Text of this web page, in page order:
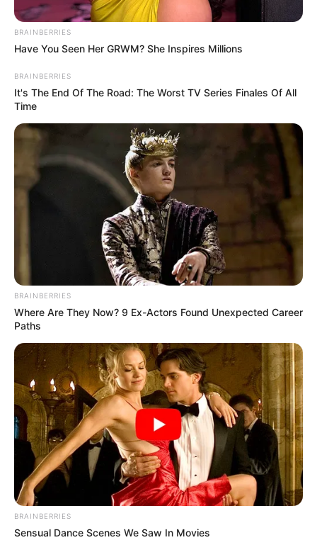
Dimayor
Acción de juego del partido Medellín vs Tolima por la Liga
Jhon Sebastián Huérfano Sánchez
COMPARTIR
UNIRSE AL CANAL DE WHATSAPP
Uno de los duelos más interesantes de la jornada 15 de la
Liga BetPlay fue el que protagonizaron
Independiente
Medellín ante Deportes Tolima en el estadio Atanasio
Girardot, y que dejó un resultado 2-2
, que complica las
aspiraciones de los 'poderosos'.
Le puede interesar: Presidente de la Dimayor se plantea
un cambio de formato en el fútbol colombiano
BRAINBERRIES
Have You Seen Her GRWM? She Inspires Millions
BRAINBERRIES
It's The End Of The Road: The Worst TV Series Finales Of All
Time
BRAINBERRIES
Where Are They Now? 9 Ex-Actors Found Unexpected Career
Paths
BRAINBERRIES
Sensual Dance Scenes We Saw In Movies